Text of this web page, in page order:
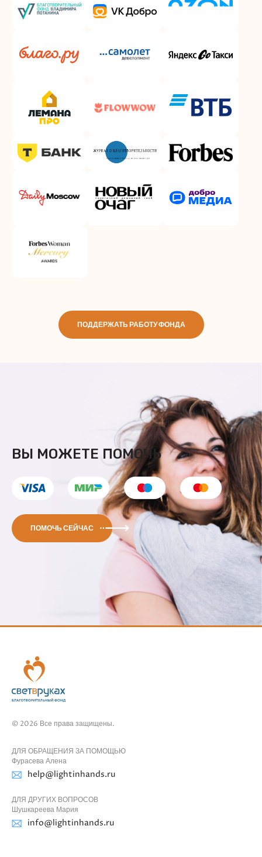
ПОДДЕРЖАТЬ РАБОТУ ФОНДА
ВЫ МОЖЕТЕ ПОМОЧЬ
ПОМОЧЬ СЕЙЧАС
© 2026 Все права защищены.
ДЛЯ ОБРАЩЕНИЯ ЗА ПОМОЩЬЮ
Фурасева Алена
help@lightinhands.ru
ДЛЯ ДРУГИХ ВОПРОСОВ
Шушкареева Мария
info@lightinhands.ru